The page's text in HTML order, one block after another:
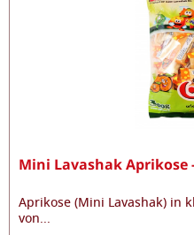
Mini Lavashak Aprikose
Aprikose (Mini Lavashak) in
von